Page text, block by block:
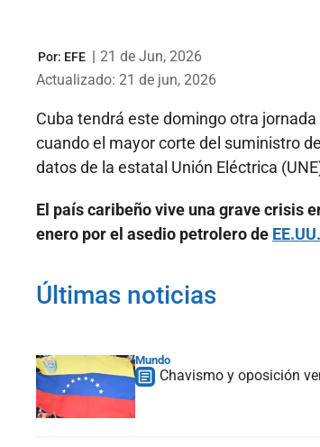
Por: EFE | 21 de Jun, 2026
Actualizado: 21 de jun, 2026
Cuba tendrá este domingo otra
cuando el mayor corte del suministro
datos de la estatal Unión Eléctrica
El país caribeño vive una grave crisis
enero por el asedio petrolero de EE.UU.
Últimas noticias
Mundo
Chavismo y oposición